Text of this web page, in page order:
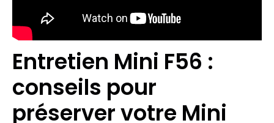
Entretien Mini F56 :
conseils pour
préserver votre Mini